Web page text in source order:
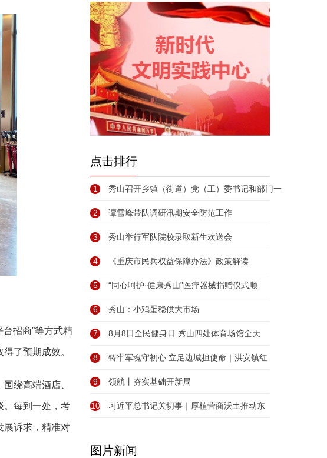
台招商”等方式精
得了预期成效。
绕高端酒店、
。每到一处，考
展诉求，精准对
点击排行
1 秀山召开乡镇（街道）党（工）委书记和部门一
2 谭雪峰带队调研汛期安全防范工作
3 秀山举行军队院校录取新生欢送会
4 《重庆市民兵权益保障办法》政策解读
5 “同心呵护·健康秀山”医疗器械捐赠仪式顺
6 秀山：小鸡蛋稳供大市场
7 8月8日全民健身日 秀山四处体育场馆全天
8 铸牢军魂守初心 立足边城担使命｜洪安镇红
9 领航丨夯实基础开新局
10 习近平总书记关切事｜厚植营商沃土推动东
图片新闻